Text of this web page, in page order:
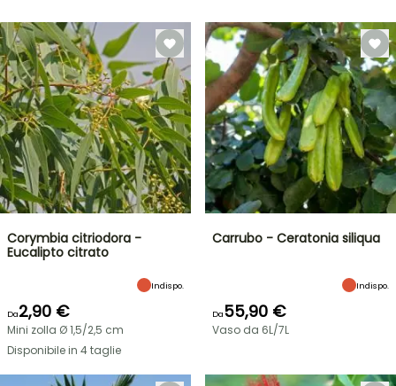
Corymbia citriodora -
Eucalipto citrato
Indispo.
Da2,90 €
Mini zolla Ø 1,5/2,5 cm
Disponibile in 4 taglie
Carrubo - Ceratonia siliqua
Indispo.
Da55,90 €
Vaso da 6L/7L